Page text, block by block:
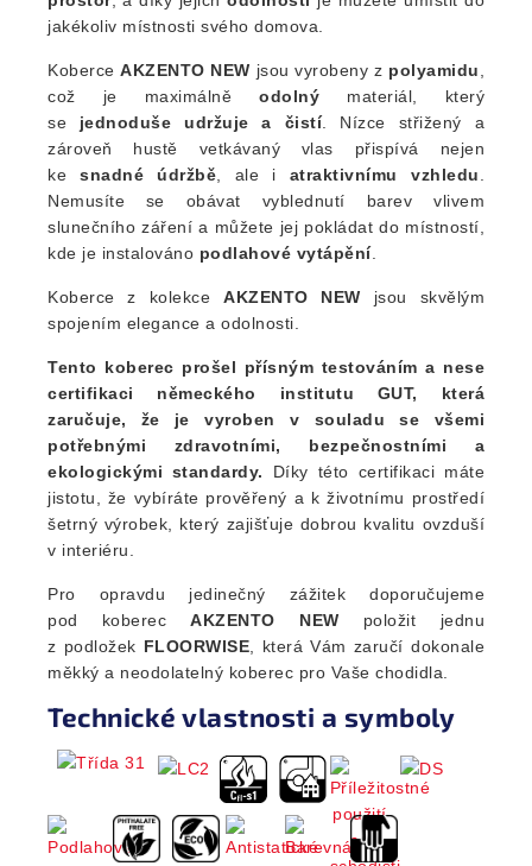
jakékoliv místnosti svého domova.
KoberceAKZENTO NEW jsou vyrobeny z polyamidu,
což je maximálně odolný
materiál, který
se jednoduše udržuje a čistí. Nízce střižený a
zároveň hustě vetkávaný vlas přispívá nejen
kesnadné údržbě, ale i atraktivnímu vzhledu.
Nemusíte se obávat vyblednutí barev vlivem
slunečního záření a můžete jej pokládat do místností,
kde je instalováno podlahové vytápění.
Koberce z kolekce AKZENTO NEW
jsou skvělým
spojením elegance a odolnosti.
Tento koberec prošel přísným testováním a nese
certifikaci německého institutu GUT, která
zaručuje, že je vyroben v souladu se všemi
potřebnými zdravotními, bezpečnostními a
ekologickými standardy.
Díky této certifikaci máte
jistotu, že vybíráte prověřený a k životnímu prostředí
šetrný výrobek, který zajišťuje dobrou kvalitu ovzduší
v interiéru.
Pro opravdu jedinečný zážitek doporučujeme
pod koberec
AKZENTO NEW
položit jednu
z podložek FLOORWISE, která Vám zaručí dokonale
měkký a neodolatelný koberec pro Vaše chodidla.
Technické vlastnosti a symboly